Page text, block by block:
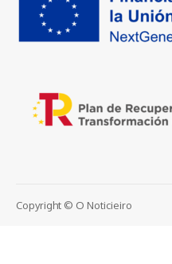
Copyright © O Noticieiro